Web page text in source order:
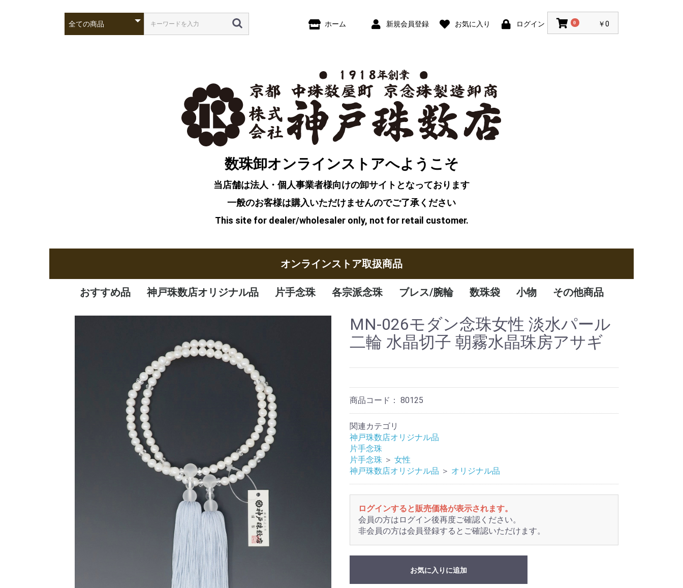
ホーム 新規会員登録 お気に入り ログイン 0 ￥0
数珠卸オンラインストアへようこそ
当店舗は法人・個人事業者様向けの卸サイトとなっております
一般のお客様は購入いただけませんのでご了承ください
This site for dealer/wholesaler only, not for retail customer.
オンラインストア取扱商品
おすすめ品
新商品
定番品
逸品
特価品
神戸珠数店オリジナル品
オリジナル品
一凛
清水焼
片手念珠
女性
男性
子供
各宗派念珠
曹洞宗
臨済宗
天台宗
真言宗
日蓮宗
浄土宗
浄土真宗
ブレス/腕輪
腕輪
ブレスレット
数珠袋
数珠袋
ふくさ
小物
アクセサリー
その他商品
数珠箱
MN-026モダン念珠女性 淡水パール
二輪 水晶切子 朝霧水晶珠房アサギ
商品コード： 80125
関連カテゴリ
神戸珠数店オリジナル品
片手念珠
片手念珠 ＞ 女性
神戸珠数店オリジナル品 ＞ オリジナル品
ログインすると販売価格が表示されます。
会員の方はログイン後再度ご確認ください。
非会員の方は会員登録するとご確認いただけます。
お気に入りに追加